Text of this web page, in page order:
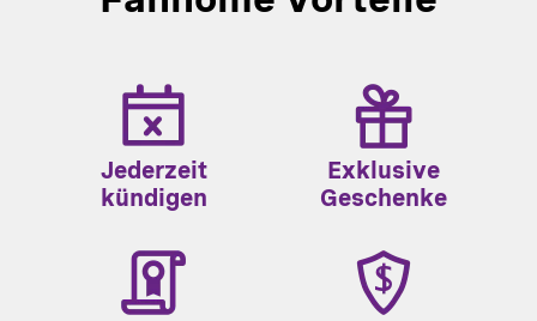
Jederzeit
kündigen
Exklusive
Geschenke